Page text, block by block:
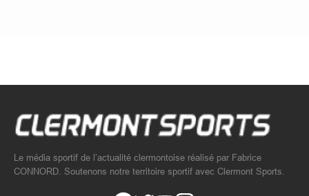
Le média sportif de l’actualité clermontoise réalisé par Fabrice
CONNORD. Soutenons notre territoire sportif avec Clermont Sports.